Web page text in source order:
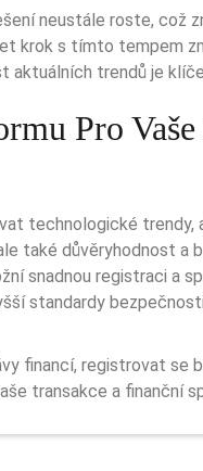
krok s tímto tempem
trendů je
Pro
technologické trendy,
také důvěryhodnost a
snadnou registraci a
standardy
transakce a finanční